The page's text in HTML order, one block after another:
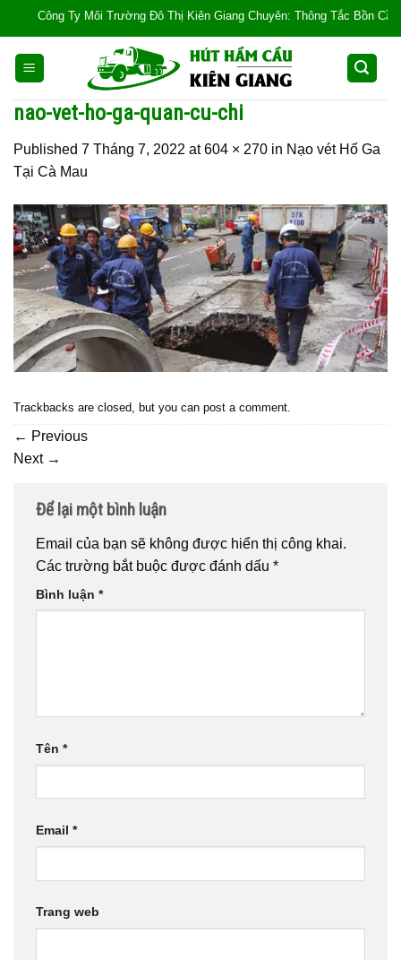
content
Công Ty Môi Trường Đô Thị Kiên Giang Chuyên: Thông Tắc Bồn Cầu,
nao-vet-ho-ga-quan-cu-chi
Published 7 Tháng 7, 2022 at604 × 270 in Nạo vét Hố Ga
Tại Cà Mau
Trackbacks are closed, but you can post a comment.
← Previous
Next →
Để lại một bình luận
Email của bạn sẽ không được hiển thị công khai.
Các trường bắt buộc được đánh dấu *
Bình luận *
Tên *
Email *
Trang web